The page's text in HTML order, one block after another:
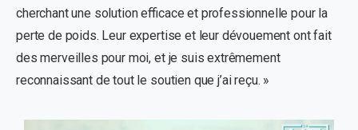
cherchant une solution efficace et professionnelle pour la
perte de poids. Leur expertise et leur dévouement ont fait
des merveilles pour moi, et je suis extrêmement
reconnaissant de tout le soutien que j’ai reçu. »